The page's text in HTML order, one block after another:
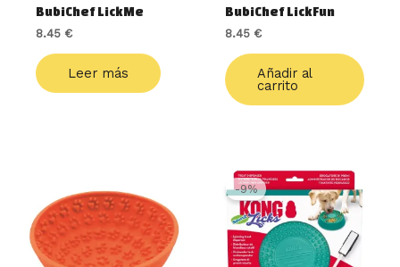
BubiChef LickMe
8.45 €
Leer más
BubiChef LickFun
8.45 €
Añadir al
carrito
-9%
precio
original
era:
21.99 €.
precio
actual
es:
19.99 €.